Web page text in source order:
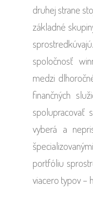
druhej strane
základné
spoločnosť
medzi
finančných
spolupracovať
vyberá a
portfóliu
viacero typov –